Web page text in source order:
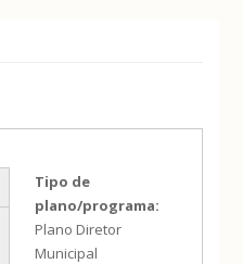
Tipo de
plano/programa:
Plano Diretor
Municipal